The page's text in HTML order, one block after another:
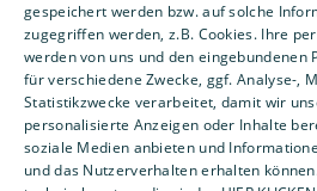
Um externe HTML-Inhalte
Ihre
Weitere Informationen
gespeichert werden bzw. auf solche
zugegriffen werden, z.B. Cookies. Ihre
werden von uns und den eingebundenen
für verschiedene Zwecke, ggf. Analyse-,
Statistikzwecke verarbeitet, damit wir
personalisierte Anzeigen oder Inhalte
soziale Medien anbieten und
und das Nutzerverhalten erhalten